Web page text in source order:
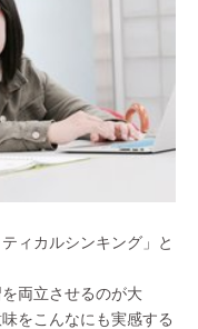
ィカルシンキング」と
両立させるのが大
をこんなにも実感する